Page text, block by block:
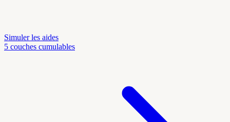
Simuler les aides
5 couches cumulables